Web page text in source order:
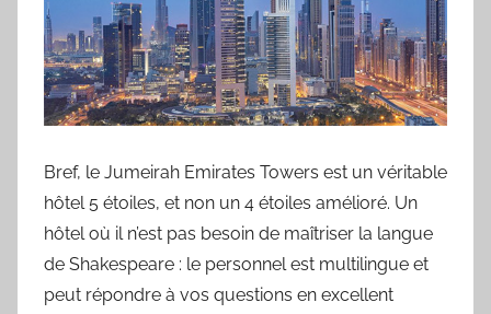
Bref, le Jumeirah Emirates Towers est un véritable
hôtel 5 étoiles, et non un 4 étoiles amélioré. Un
hôtel où il n’est pas besoin de maîtriser la langue
de Shakespeare : le personnel est multilingue et
peut répondre à vos questions en excellent